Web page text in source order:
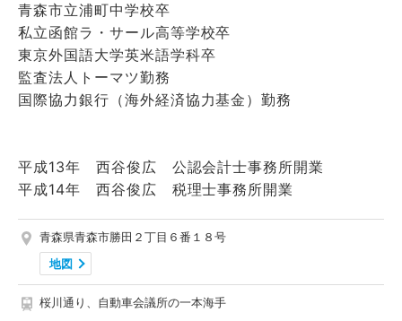
青森市立浦町中学校卒
私立函館ラ・サール高等学校卒
東京外国語大学英米語学科卒
監査法人トーマツ勤務
国際協力銀行（海外経済協力基金）勤務
平成13年 西谷俊広 公認会計士事務所開業
平成14年 西谷俊広 税理士事務所開業
青森県青森市勝田２丁目６番１８号
地図
桜川通り、自動車会議所の一本海手